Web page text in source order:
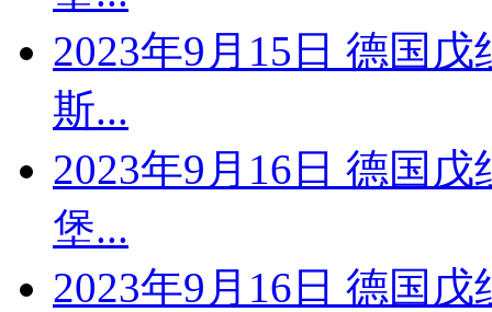
2023年9月15日 德国
斯...
2023年9月16日 德国
堡...
2023年9月16日 德国